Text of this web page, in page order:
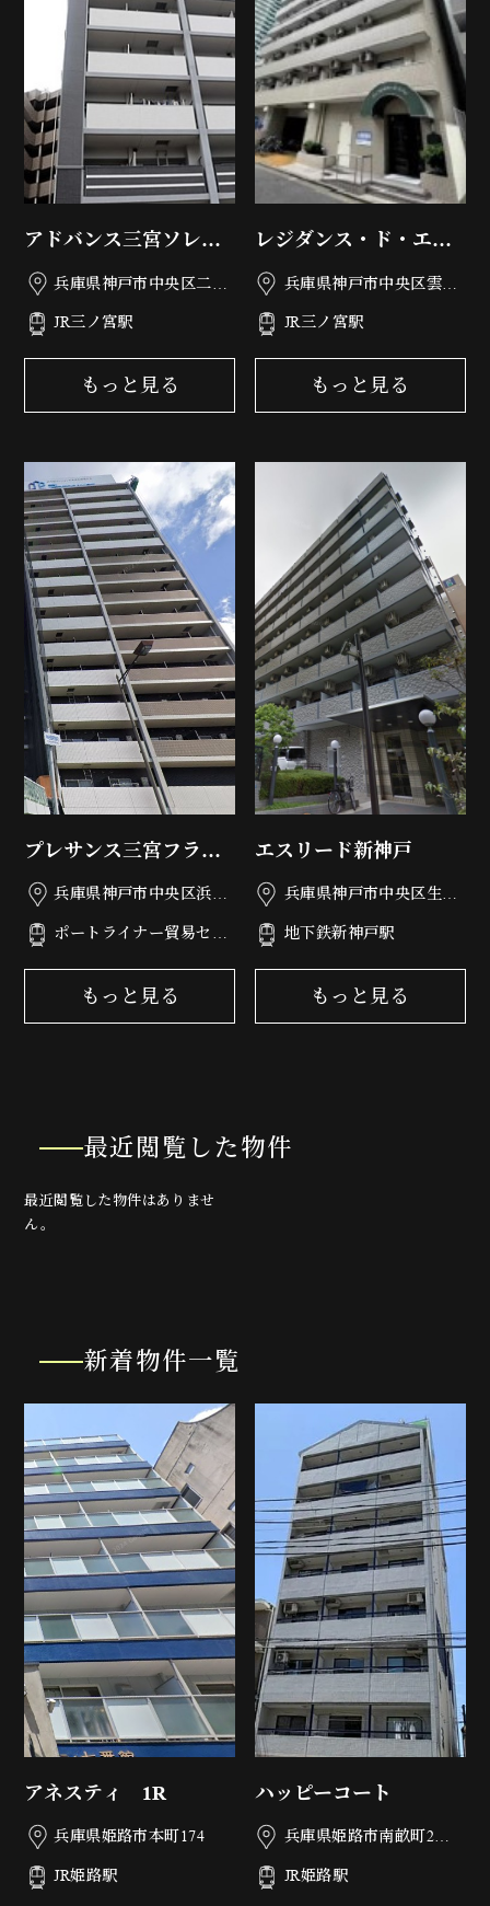
アドバンス三宮ソレイ
ユ 兵庫県神戸市中央区二宮
JR三ノ宮駅
もっと見る
レジダンス・ド・エリ
ール兵庫県神戸市中央区雲井
JR三ノ宮駅
もっと見る
プレサンス三宮フラワ
ーロード
兵庫県神戸市中央区浜辺
ポートライナー貿易セン
もっと見る
エスリード新神戸
兵庫県神戸市中央区生田
地下鉄新神戸駅
もっと見る
最近閲覧した物件
最近閲覧した物件はありませ
ん。
新着物件一覧
アネスティ 1R
兵庫県姫路市本町174
JR姫路駅
ハッピーコート
兵庫県姫路市南畝町2丁
JR姫路駅